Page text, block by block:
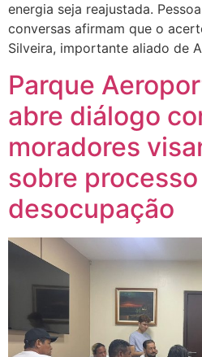
energia seja reajustada.
conversas afirmam que o
Silveira, importante aliado de
Parque
abre diálogo
moradores
sobre
desocupação